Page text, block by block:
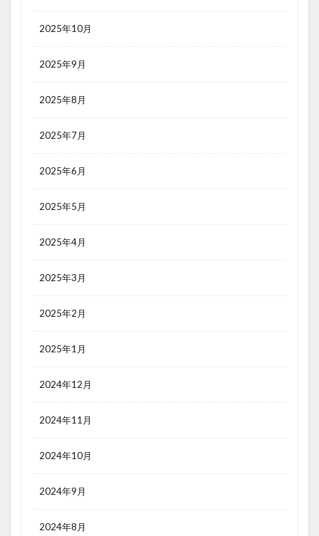
2025年10月
2025年9月
2025年8月
2025年7月
2025年6月
2025年5月
2025年4月
2025年3月
2025年2月
2025年1月
2024年12月
2024年11月
2024年10月
2024年9月
2024年8月